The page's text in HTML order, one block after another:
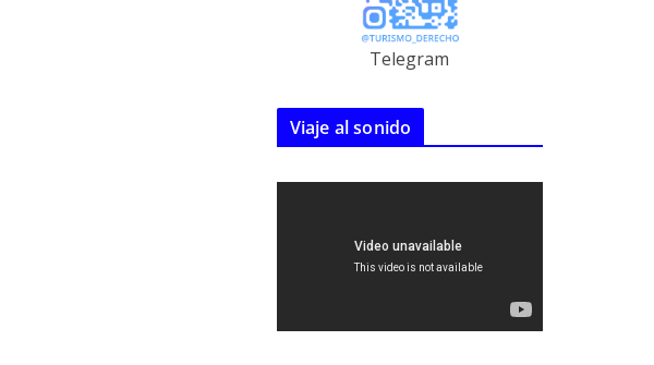
Telegram
Viaje al sonido